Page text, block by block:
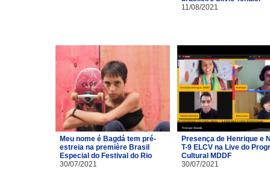
11/08/2021
Meu nome é Bagdá tem pré-
estreia na première Brasil
Especial do Festival do Rio
30/07/2021
Presença de Henrique e
T-9 ELCV na Live do
Cultural MDDF
30/07/2021